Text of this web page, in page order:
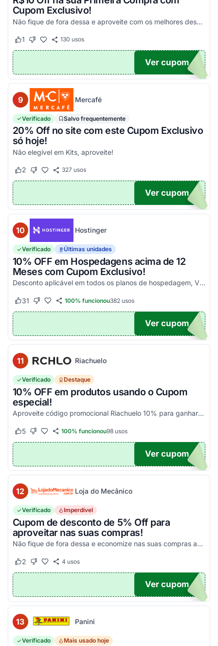
Cupom Exclusivo!
Não fique de fora dessa e aproveite com os melhores descontos! Válido em compras acima de R$100!
Este cupom funcionou
1 Este cupom não funcionou
130 usos
UPOM
Ver cupom
9 Mercafé
Verificado Salvo frequentemente
20% Off no site com este Cupom Exclusivo
só hoje!
Não elegível em Kits, aproveite!
Este cupom funcionou
2 Este cupom não funcionou
327usos
OM20
Ver cupom
10 Hostinger
Verificado Últimas unidades
10% OFF em Hospedagens acima de 12
Meses com Cupom Exclusivo!
Desconto aplicável em todos os planos de hospedagem, VPS e Cloud, maiores que 12 meses. Aproveite!
Este cupom funcionou
31 Este cupom não funcionou
100% funcionou382usos
UPOM
Ver cupom
11 Riachuelo
Verificado Destaque
10% OFF em produtos usando o Cupom
especial!
Aproveite código promocional Riachuelo 10% para ganhar esse desconto em compras. Não cumulatios e somente para produtos vendidos e entregues pela Riachuelo, com exceção das categor...
Este cupom funcionou
5 Este cupom não funcionou
100% funcionou98usos
10
Ver cupom
12 Loja do Mecânico
Verificado Imperdível
Cupom de desconto de 5% Off para
aproveitar nas suas compras!
Não fique de fora dessa e economize nas suas compras agora mesmo!
Este cupom funcionou
2 Este cupom não funcionou
4 usos
DO5
Ver cupom
13 Panini
Verificado Mais usado hoje